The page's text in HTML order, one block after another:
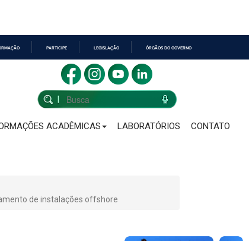
PARTICIPE LEGISLAÇÃO ÓRGÃOS DO GOVERNO
ACADÊMICAS LABORATÓRIOS CONTATO
de instalações offshore